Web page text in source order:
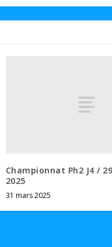
Championnat Ph2 J4 /
2025
31 mars 2025